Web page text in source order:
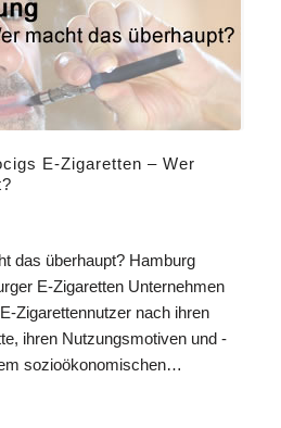
E-Zigaretten – Wer
das überhaupt? Hamburg
E-Zigaretten Unternehmen
Zigarettennutzer nach ihren
ihren Nutzungsmotiven und -
sozioökonomischen…